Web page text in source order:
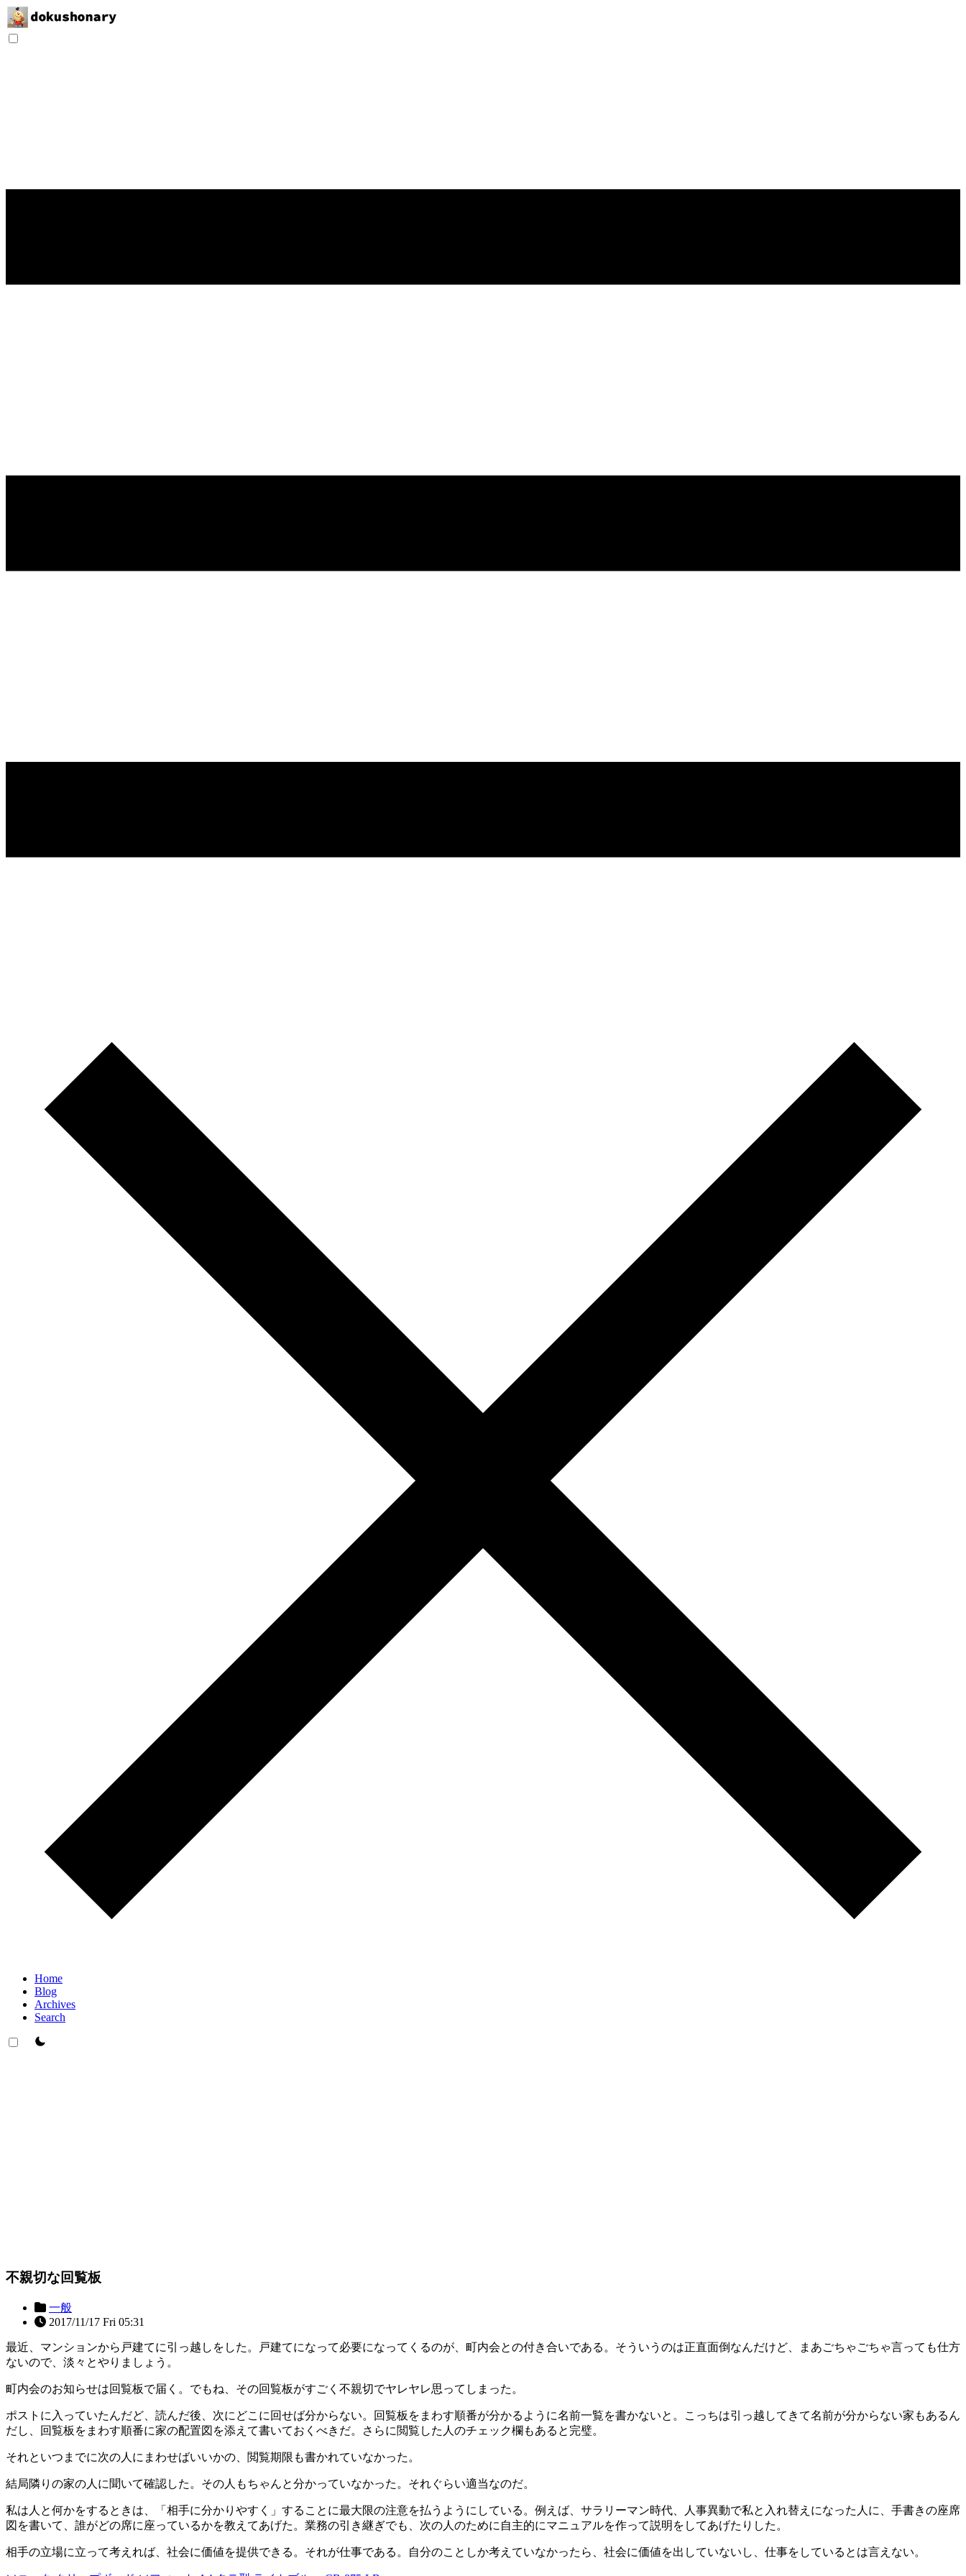
Home
Blog
Archives
Search
theme switcher
不親切な回覧板
一般
2017/11/17 Fri 05:31
最近、マンションから戸建てに引っ越しをした。戸建てになって必要になってくるのが、町内会との付き合いである。そういうのは正直面倒なんだけど、まあごちゃごちゃ言っても仕方
ないので、淡々とやりましょう。
町内会のお知らせは回覧板で届く。でもね、その回覧板がすごく不親切でヤレヤレ思ってしまった。
ポストに入っていたんだど、読んだ後、次にどこに回せば分からない。回覧板をまわす順番が分かるように名前一覧を書かないと。こっちは引っ越してきて名前が分からない家もあるん
だし、回覧板をまわす順番に家の配置図を添えて書いておくべきだ。さらに閲覧した人のチェック欄もあると完璧。
それといつまでに次の人にまわせばいいかの、閲覧期限も書かれていなかった。
結局隣りの家の人に聞いて確認した。その人もちゃんと分かっていなかった。それぐらい適当なのだ。
私は人と何かをするときは、「相手に分かりやすく」することに最大限の注意を払うようにしている。例えば、サラリーマン時代、人事異動で私と入れ替えになった人に、手書きの座席
図を書いて、誰がどの席に座っているかを教えてあげた。業務の引き継ぎでも、次の人のために自主的にマニュアルを作って説明をしてあげたりした。
相手の立場に立って考えれば、社会に価値を提供できる。それが仕事である。自分のことしか考えていなかったら、社会に価値を出していないし、仕事をしているとは言えない。